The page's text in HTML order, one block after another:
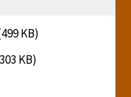
KB)
KB)